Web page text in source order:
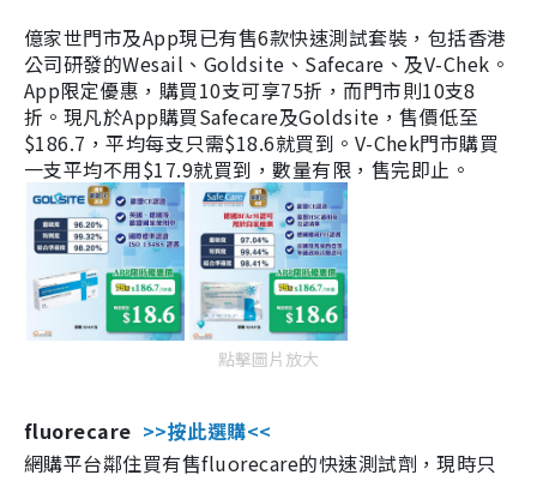
億家世門市及App現已有售6款快速測試套裝，包括香港
公司研發的Wesail、Goldsite、Safecare、及V-Chek。
App限定優惠，購買10支可享75折，而門市則10支8
折。現凡於App購買Safecare及Goldsite，售價低至
$186.7，平均每支只需$18.6就買到。V-Chek門市購買
一支平均不用$17.9就買到，數量有限，售完即止。
點擊圖片放大
fluorecare >>按此選購<<
網購平台鄰住買有售fluorecare的快速測試劑，現時只